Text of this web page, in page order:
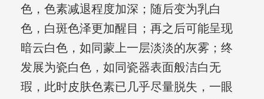
色，色素减退程度加深；随后变为乳白
色，白斑色泽更加醒目；再之后可能呈现
暗云白色，如同蒙上一层淡淡的灰雾；终
发展为瓷白色，如同瓷器表面般洁白无
瑕，此时皮肤色素已几乎尽量脱失，一眼